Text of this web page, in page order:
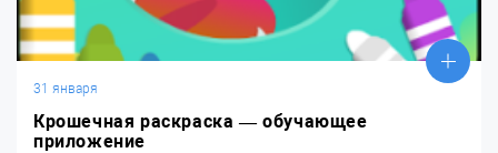
31 января
Крошечная раскраска — обучающее
приложение